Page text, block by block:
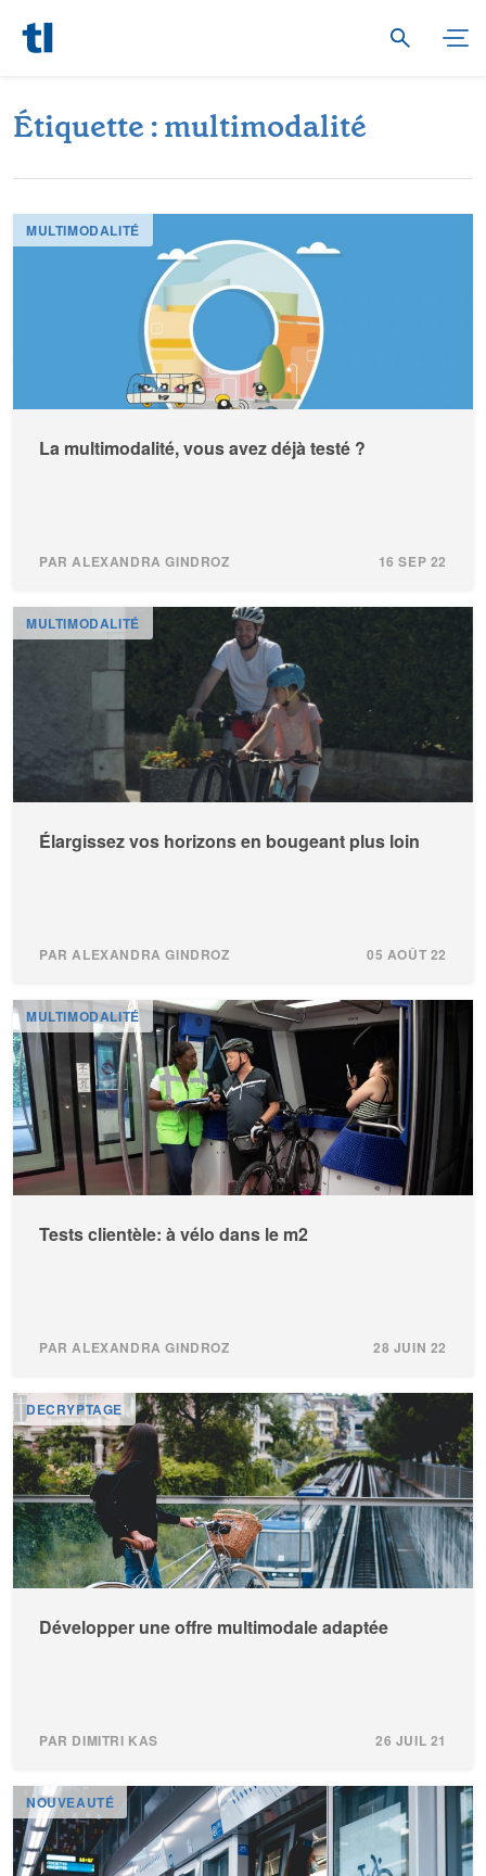
Étiquette :multimodalité
MULTIMODALITÉ
La multimodalité, vous avez déjà testé ?
PAR ALEXANDRA GINDROZ 16 SEP 22
MULTIMODALITÉ
Élargissez vos horizons en bougeant plus loin
PAR ALEXANDRA GINDROZ 05 AOÛT 22
MULTIMODALITÉ
Tests clientèle: à vélo dans le m2
PAR ALEXANDRA GINDROZ 28 JUIN 22
DECRYPTAGE
Développer une offre multimodale adaptée
PAR DIMITRI KAS 26 JUIL 21
NOUVEAUTÉ